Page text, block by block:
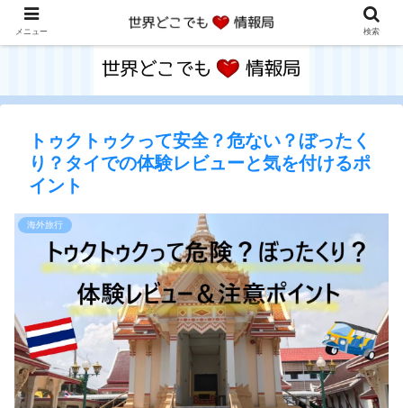
トゥクトゥクって安全？危ない？ぼったく
り？タイでの体験レビューと気を付けるポ
イント
海外旅行
メニュー 検索